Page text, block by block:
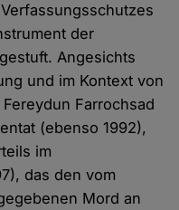
der
Angesichts
und im Kontext von
Farrochsad
(ebenso 1992),
im
das den vom
Mord an